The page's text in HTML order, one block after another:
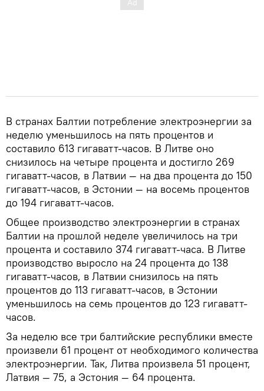
В странах Балтии потребление электроэнергии за
неделю уменьшилось на пять процентов и
составило 613 гигаватт-часов. В Литве оно
снизилось на четыре процента и достигло 269
гигаватт-часов, в Латвии — на два процента до 150
гигаватт-часов, в Эстонии — на восемь процентов
до 194 гигаватт-часов.
Общее производство электроэнергии в странах
Балтии на прошлой неделе увеличилось на три
процента и составило 374 гигаватт-часа. В Литве
производство выросло на 24 процента до 138
гигаватт-часов, в Латвии снизилось на пять
процентов до 113 гигаватт-часов, в Эстонии
уменьшилось на семь процентов до 123 гигаватт-
часов.
За неделю все три балтийские республики вместе
произвели 61 процент от необходимого количества
электроэнергии. Так, Литва произвела 51 процент,
Латвия — 75, а Эстония — 64 процента.